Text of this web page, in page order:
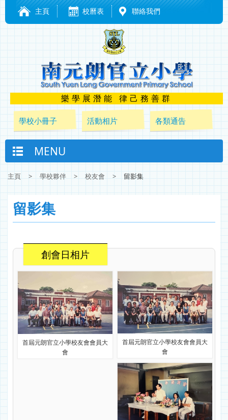
主頁 校曆表 聯絡我們
樂學展潛能 律己務善群
學校小冊子 活動相片 各類通告
MENU
主頁 > 學校夥伴 > 校友會 > 留影集
留影集
創會日相片
首屆元朗官立小學校友會會員大
會
首屆元朗官立小學校友會會員大
會